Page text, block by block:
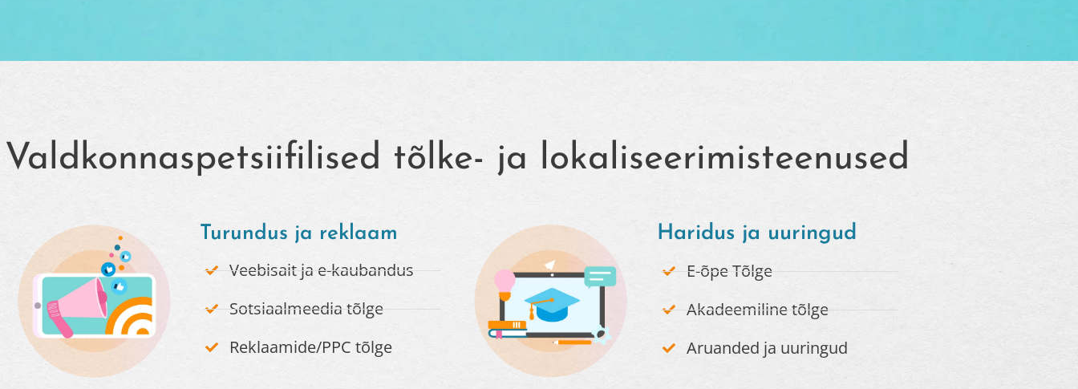
Valdkonnaspetsiifilised tõlke- ja lokaliseerimisteenused
Turundus ja reklaam
Veebisait ja e-kaubandus
Sotsiaalmeedia tõlge
Reklaamide/PPC tõlge
Haridus ja uuringud
E-õpe Tõlge
Akadeemiline tõlge
Aruanded ja uuringud